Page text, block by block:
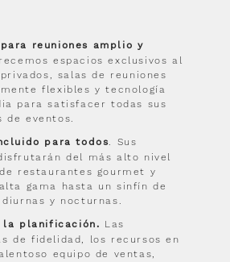
reuniones amplio y
espacios exclusivos al
salas de reuniones
flexibles y tecnología
para satisfacer todas sus
de eventos.
para todos. Sus
del más alto nivel
restaurantes gourmet y
gama hasta un sinfín de
y nocturnas.
la planificación. Las
de fidelidad, los recursos en
equipo de ventas,